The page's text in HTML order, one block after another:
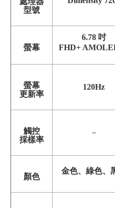
型號
螢幕
6.78 吋
FHD+
螢幕
更新率
120Hz
觸控
採樣率
－
顏色
金色、綠色、